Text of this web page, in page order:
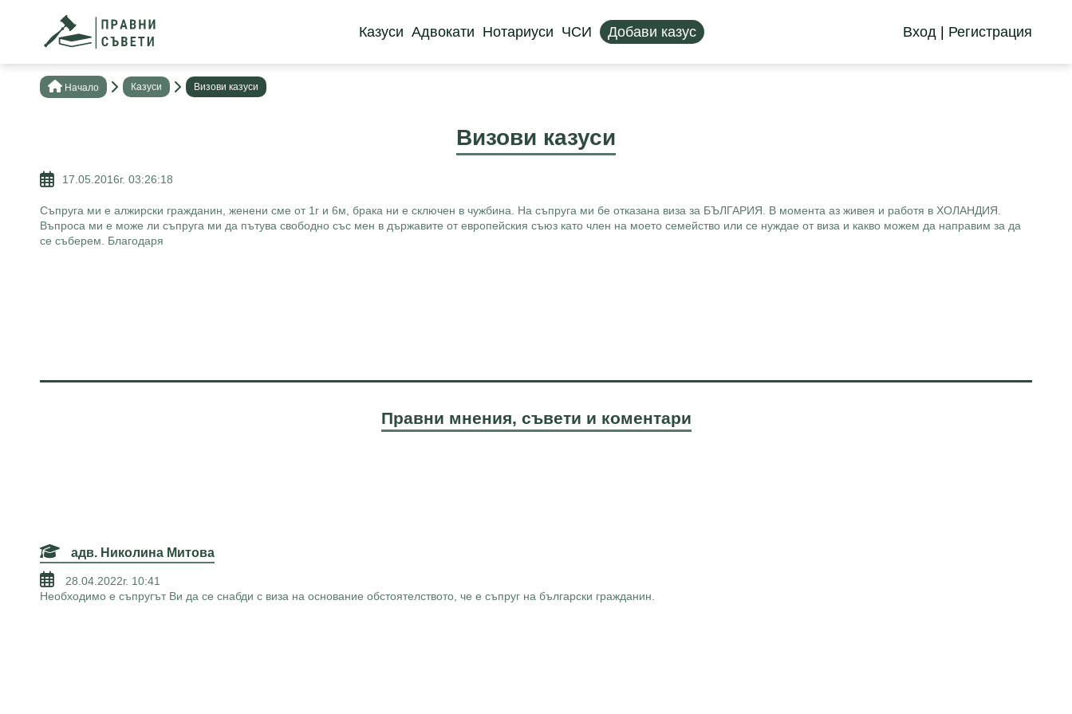
Казуси Адвокати Нотариуси ЧСИ Добави казус Вход | Регистрация
Нaчало Казуси Визови казуси
Визови казуси
17.05.2016г. 03:26:18
Съпруга ми е алжирски гражданин, женени сме от 1г и 6м, брака ни е сключен в чужбина. На съпруга ми бе отказана виза за БЪЛГАРИЯ. В момента аз живея и работя в ХОЛАНДИЯ.
Въпроса ми е може ли съпруга ми да пътува свободно със мен в държавите от европейския съюз като член на моето семейство или се нуждае от виза и какво можем да направим за да
се съберем. Благодаря
Правни мнения, съвети и коментари
адв. Николина Митова
28.04.2022г. 10:41
Необходимо е съпругът Ви да се снабди с виза на основание обстоятелството, че е съпруг на български гражданин.